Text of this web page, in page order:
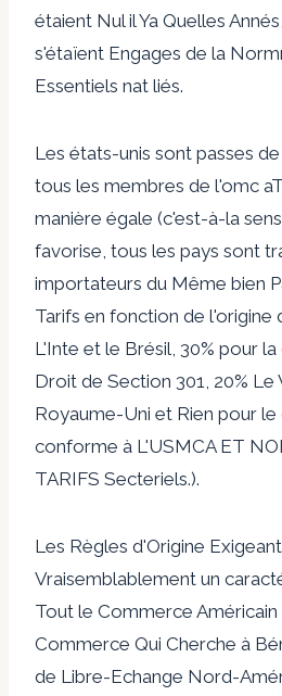
étaient Nul il Ya Quelles
s'étaïent Engages de la
Essentiels nat liés.
Les états-unis sont passes
tous les membres de l'omc
manière égale (c'est-à-la
favorise, tous les pays sont
importateurs du Même bien
Tarifs en fonction de l'origine
L'Inte et le Brésil, 30% pour
Droit de Section 301, 20% Le
Royaume-Uni et Rien pour
conforme à L'USMCA ET
TARIFS Secteriels.).
Les Règles d'Origine
Vraisemblablement un
Tout le Commerce
Commerce Qui Cherche à
de Libre-Echange Nord-